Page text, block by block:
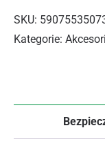
SKU:
Kategorie: